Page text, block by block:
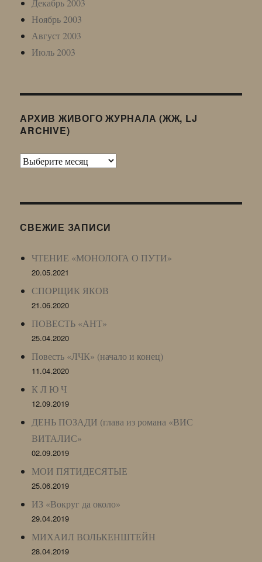
Декабрь 2003
Ноябрь 2003
Август 2003
Июль 2003
АРХИВ ЖИВОГО ЖУРНАЛА (ЖЖ, LJ
ARCHIVE)
Архив
LJ
СВЕЖИЕ ЗАПИСИ
ЧТЕНИЕ «МОНОЛОГА О ПУТИ»
20.05.2021
СПОРЩИК ЯКОВ
21.06.2020
ПОВЕСТЬ «АНТ»
25.04.2020
Повесть «ЛЧК» (начало и конец)
11.04.2020
К Л Ю Ч
12.09.2019
ДЕНЬ ПОЗАДИ (глава из романа «ВИС
ВИТАЛИС»
02.09.2019
МОИ ПЯТИДЕСЯТЫЕ
25.06.2019
ИЗ «Вокруг да около»
29.04.2019
МИХАИЛ ВОЛЬКЕНШТЕЙН
28.04.2019